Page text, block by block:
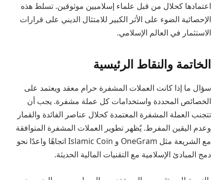
اعتمادها كحلال من قبل علماء إسلاميين موثوقين. تسلط هذه
الإحصائية الضوء على الأثر الكبير للامتثال الديني على قرارات
الاستثمار في العالم الإسلامي.
الخاتمة والنقاط الرئيسية
سؤال ما إذا كانت العملات المشفرة حرام معقد ويعتمد على
الخصائص المحددة واستخدامات كل عملة مشفرة. يجب أن
تتجنب العملة المشفرة المعتمدة كحلال عناصر الفائدة والقمار
وعدم اليقين المفرط. يُظهر تطوير العملات المشفرة المتوافقة
مع الشريعة مثل OneGram و Islamic Coin اتجاهًا واعدًا نحو
دمج المبادئ الإسلامية مع التقنيات المالية الحديثة.